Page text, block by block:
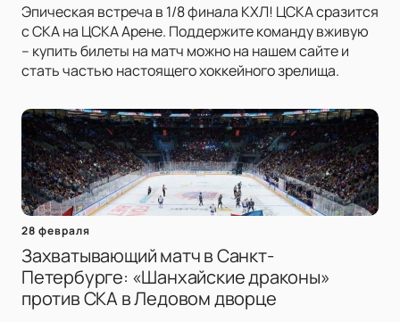
Эпическая встреча в 1/8 финала КХЛ! ЦСКА сразится
с СКА на ЦСКА Арене. Поддержите команду вживую
– купить билеты на матч можно на нашем сайте и
стать частью настоящего хоккейного зрелища.
28 февраля
Захватывающий матч в Санкт-
Петербурге: «Шанхайские драконы»
против СКА в Ледовом дворце